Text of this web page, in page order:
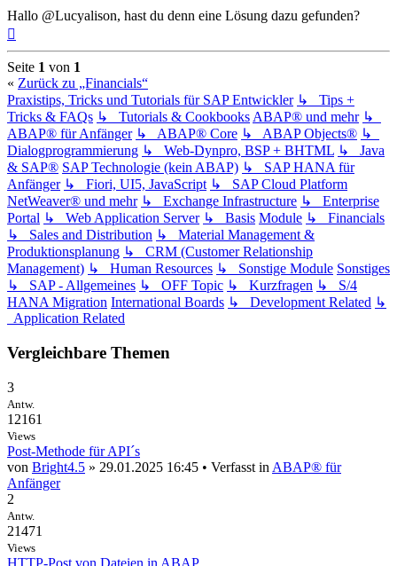
Hallo @Lucyalison, hast du denn eine Lösung dazu gefunden?
Seite 1 von 1
« Zurück zu „Financials“
Praxistips, Tricks und Tutorials für SAP Entwickler ↳ Tips +
Tricks & FAQs ↳ Tutorials & Cookbooks ABAP® und mehr ↳
ABAP® für Anfänger ↳ ABAP® Core ↳ ABAP Objects® ↳
Dialogprogrammierung ↳ Web-Dynpro, BSP + BHTML ↳ Java
& SAP® SAP Technologie (kein ABAP) ↳ SAP HANA für
Anfänger ↳ Fiori, UI5, JavaScript ↳ SAP Cloud Platform
NetWeaver® und mehr ↳ Exchange Infrastructure ↳ Enterprise
Portal ↳ Web Application Server ↳ Basis Module ↳ Financials
↳ Sales and Distribution ↳ Material Management &
Produktionsplanung ↳ CRM (Customer Relationship
Management) ↳ Human Resources ↳ Sonstige Module Sonstiges
↳ SAP - Allgemeines ↳ OFF Topic ↳ Kurzfragen ↳ S/4
HANA Migration International Boards ↳ Development Related ↳
Application Related
Vergleichbare Themen
3
Antw.
12161
Views
Post-Methode für API´s
von Bright4.5 » 29.01.2025 16:45 • Verfasst in ABAP® für
Anfänger
2
Antw.
21471
Views
HTTP-Post von Dateien in ABAP